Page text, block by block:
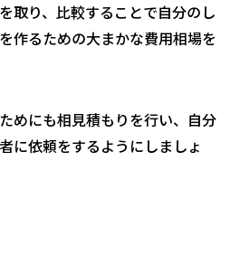
取り、比較することで自分のし
作るための大まかな費用相場を
めにも相見積もりを行い、自分
に依頼をするようにしましょ